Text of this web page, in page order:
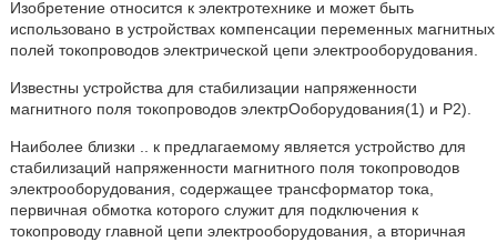
Изобретение относится к электротехнике и может быть
использовано в устройствах компенсации переменных магнитных
полей токопроводов электрической цепи электрооборудования.
Известны устройства для стабилизации напряженности
магнитного поля токопроводов электрОоборудования(1) и P2).
Наиболее близки .. к предлагаемому является устройство для
стабилизаций напряженности магнитного поля токопроводов
электрооборудования, содержащее трансформатор тока,
первичная обмотка которого служит для подключения к
токопроводу главной цепи электрооборудования, а вторичная